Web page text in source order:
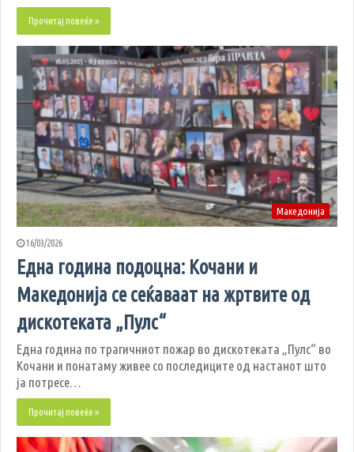
Прочитај повеќе »
Македонија
16/03/2026
Една година подоцна: Кочани и
Македонија се сеќаваат на жртвите од
дискотеката „Пулс“
Една година по трагичниот пожар во дискотеката „Пулс“ во
Кочани и понатаму живее со последиците од настанот што
ја потресе…
Прочитај повеќе »